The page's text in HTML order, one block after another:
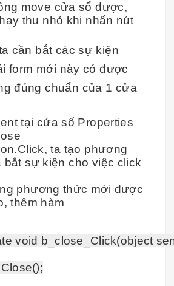
move cửa sổ được,
thu nhỏ khi nhấn nút
cần bắt các sự kiện
form mới này có được
đúng chuẩn của 1 cửa
tại cửa số Properties
ta tạo phương
bắt sự kiện cho việc click
phương thức mới được
thêm hàm
void b_close_Click(object